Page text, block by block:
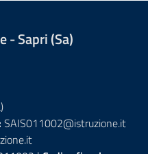
- Sapri (Sa)
SAIS011002@istruzione.it